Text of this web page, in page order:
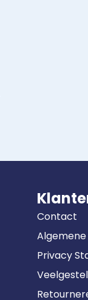
Contact
Privacy